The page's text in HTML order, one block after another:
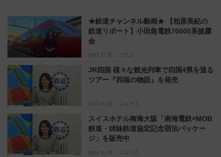
2017.12.15 コラム
★鉄道チャンネル動画★ 【柏原美紀の
鉄道リポート】小田急電鉄70000系披露
会
2017.11.29 ニュース
JR四国 様々な観光列車で四国4県を巡る
ツアー『四福の物語』を発売
2017.11.28 ニュース
スイスホテル南海大阪「南海電鉄×MOB
鉄道・姉妹鉄道協定記念宿泊パッケー
ジ」を販売中